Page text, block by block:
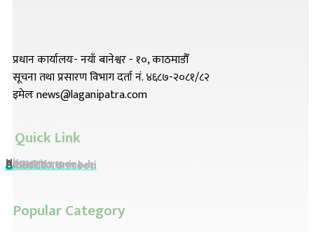
प्रधान कार्यालयः- नयाँ बानेश्वर - १०, काठमाडौँ
सूचना तथा प्रसारण विभाग दर्ता नं. ४६८७-२०८१/८२
इमेलः news@laganipatra.com
Quick Link
Home
About Us
Advertisement
Preeti To Unicode
Unicode To Preeti
Popular Category